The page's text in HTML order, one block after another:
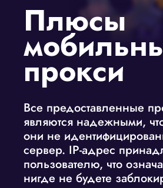
Плюсы
прокси
Все предоставленные
являются надежными,
они не
сервер. IP-адрес
пользователю, что
нигде не будете